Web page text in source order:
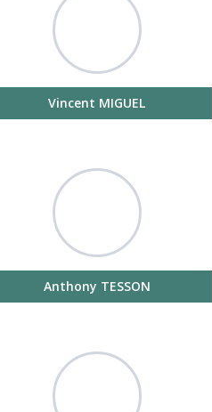
Vincent MIGUEL
Anthony TESSON